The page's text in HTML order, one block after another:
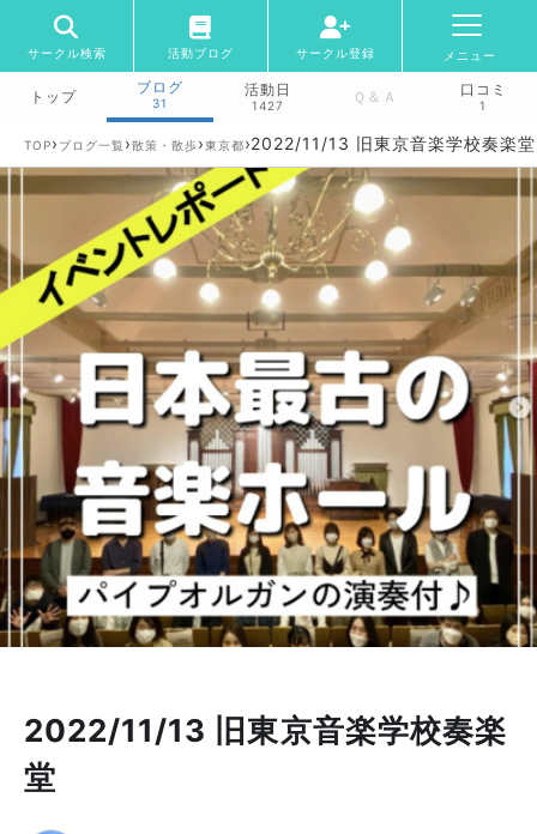
サークル検索 活動ブログ サークル登録 メニュー
トップ
ブログ
31
活動日
1427 Ｑ＆Ａ 口コミ
1
TOP› ブログ一覧 ›散策・散歩›東京都›2022/11/13 旧東京音楽学校奏楽堂
2022/11/13 旧東京音楽学校奏楽
堂